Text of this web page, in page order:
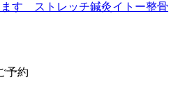
ます ストレッチ鍼灸イトー整骨